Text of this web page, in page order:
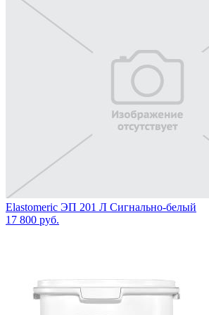
Elastomeric ЭП 201 Л Сигнально-белый
17 800 руб.